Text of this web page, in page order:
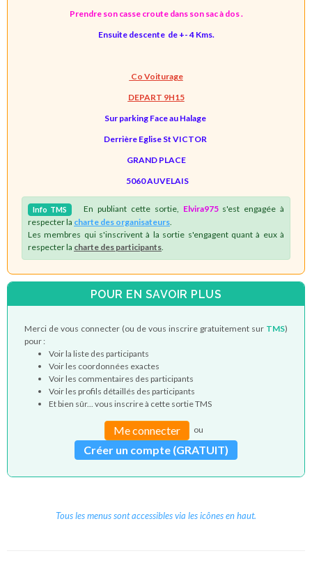
Prendre son casse croute dans son sac à dos .
Ensuite descente de +- 4 Kms.
Co Voiturage
DEPART 9H15
Sur parking Face au Halage
Derrière Eglise St VICTOR
GRAND PLACE
5060 AUVELAIS
Info TMS En publiant cette sortie, Elvira975s'est engagée à
respecter la charte des organisateurs
Les membres qui s'inscrivent à la sortie s'engagent quant à eux à
respecter la charte des participants
POUR EN SAVOIR PLUS
Merci de vous connecter (ou de vous inscrire gratuitement sur TMS)
pour :
Voir la liste des participants
Voir les coordonnées exactes
Voir les commentaires des participants
Voir les profils détaillés des participants
Et bien sûr... vous inscrire à cette sortie TMS
Me connecter ou
Créer un compte (GRATUIT)
Tous les menus sont accessibles via les icônes en haut.